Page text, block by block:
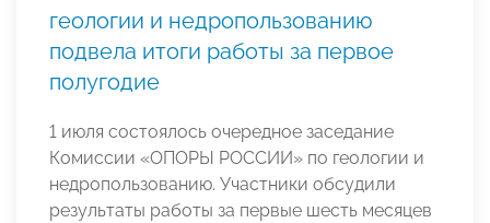
геологии и недропользованию
подвела итоги работы за первое
полугодие
1 июля состоялось очередное заседание
Комиссии «ОПОРЫ РОССИИ» по геологии и
недропользованию. Участники обсудили
результаты работы за первые шесть месяцев